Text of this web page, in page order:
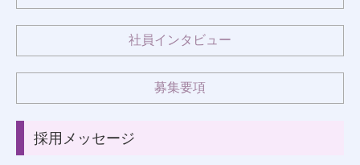
社員インタビュー
募集要項
採用メッセージ